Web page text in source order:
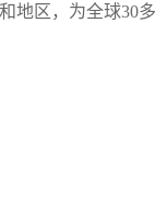
地区，为全球30